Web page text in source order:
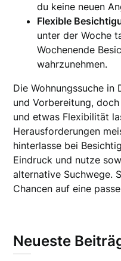
du keine neuen
Flexible
unter der Woche
Wochenende
wahrzunehmen.
Die Wohnungssuche
und Vorbereitung,
und etwas Flexibilität
Herausforderungen
hinterlasse bei
Eindruck und nutze
alternative Suchwege.
Chancen auf eine
Neueste